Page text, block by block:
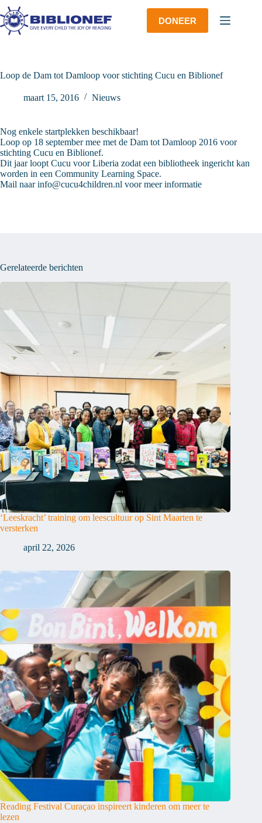
Ga
naar
de
inhoud
DONEER
Loop de Dam tot Damloop voor stichting Cucu en Biblionef
maart 15, 2016 Nieuws
Nog enkele startplekken beschikbaar!
Loop op 18 september mee met de Dam tot Damloop 2016 voor
stichting Cucu en Biblionef.
Dit jaar loopt Cucu voor Liberia zodat een bibliotheek ingericht kan
worden in een Community Learning Space.
Mail naar info@cucu4children.nl voor meer informatie
Gerelateerde berichten
‘Leeskracht’ training om leescultuur op Sint Maarten te
versterken
april 22, 2026
Reading Festival Curaçao inspireert kinderen om meer te
lezen